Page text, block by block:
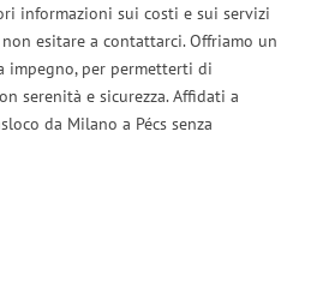
informazioni sui costi e sui servizi
esitare a contattarci. Offriamo un
impegno, per permetterti di
serenità e sicurezza. Affidati a
da Milano a Pécs senza